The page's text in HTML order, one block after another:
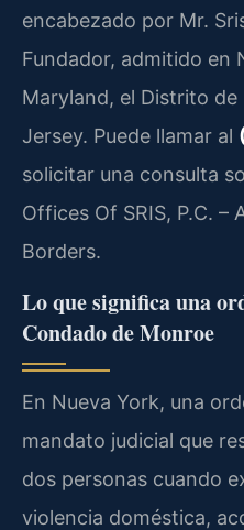
encabezado por Mr.
Fundador, admitido en
Maryland, el Distrito de
Jersey. Puede llamar al
solicitar una consulta
Offices Of SRIS, P.C. –
Borders.
Lo que significa una
Condado de Monroe
En Nueva York, una
mandato judicial que
dos personas cuando
violencia doméstica,